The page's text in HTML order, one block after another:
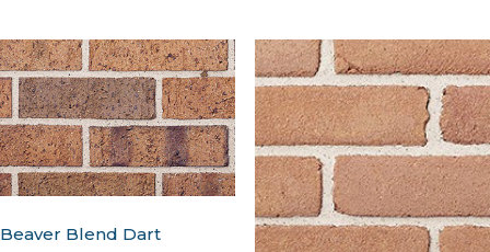
Beaver Blend Dart